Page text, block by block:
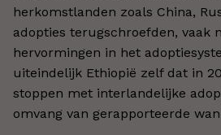
herkomstlanden zoals China,
adopties terugschroefden, vaak
hervormingen in het
uiteindelijk Ethiopië zelf dat in
stoppen met interlandelijke
omvang van gerapporteerde